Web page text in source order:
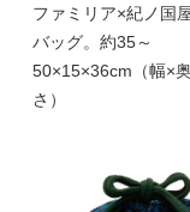
ファミリア×紀ノ国
バッグ。約35～
50×15×36cm（幅×
さ）